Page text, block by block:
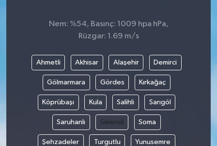
Nem: %54, Basınç: 1009 hpa hPa,
Rüzgar: 1.69 m/s
Ahmetli Akhisar Alaşehir Demirci
Gölmarmara Gördes Kırkağaç
Köprübaşı Kula Salihli Sarıgöl
Saruhanlı Selendi Soma
Şehzadeler Turgutlu Yunusemre